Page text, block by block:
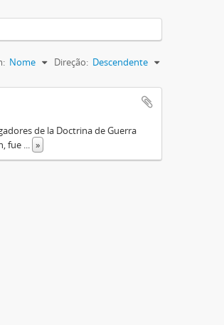
Nome Direção: Descendente
de la Doctrina de Guerra
fue
»